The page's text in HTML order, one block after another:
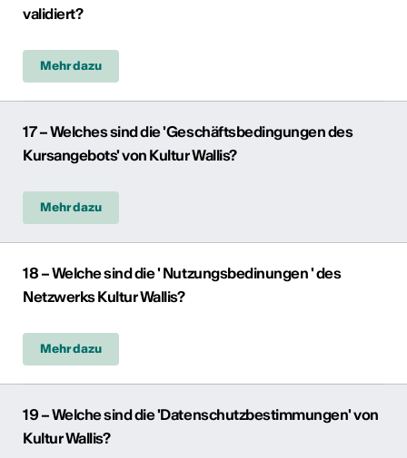
validiert?
Mehr dazu
17 – Welches sind die 'Geschäftsbedingungen des
Kursangebots' von Kultur Wallis?
Mehr dazu
18 – Welche sind die ' Nutzungsbedinungen ' des
Netzwerks Kultur Wallis?
Mehr dazu
19 – Welche sind die 'Datenschutzbestimmungen' von
Kultur Wallis?